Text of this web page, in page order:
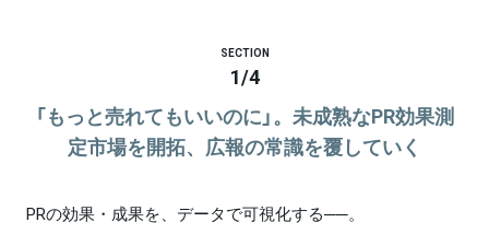
SECTION
1/4
「もっと売れてもいいのに」。未成熟なPR効果測
定市場を開拓、広報の常識を覆していく
PRの効果・成果を、データで可視化する──。